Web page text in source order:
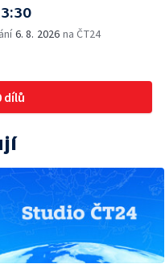
6. 8. 2026 na ČT24
dílů